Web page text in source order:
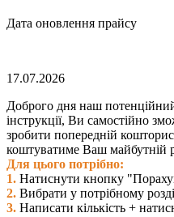
Дата оновлення прайсу
17.07.2026
Доброго дня наш
інструкції, Ви самостійно
зробити попередній кошторис
коштуватиме Ваш майбутній
Для цього потрібно:
1. Натиснути кнопку
2. Вибрати у потрібному
3. Написати кількість +